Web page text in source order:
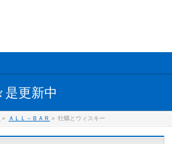
是更新中
» ＡＬＬ－ＢＡＲ » 牡蠣とウィスキー